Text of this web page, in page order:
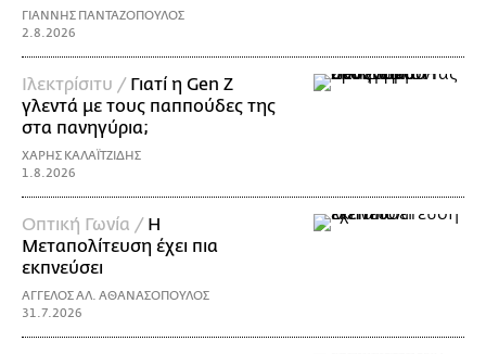
ΓΙΑΝΝΗΣ ΠΑΝΤΑΖΟΠΟΥΛΟΣ
2.8.2026
Ιλεκτρίσιτυ / Γιατί η Gen Z
γλεντά με τους παππούδες της
στα πανηγύρια;
ΧΑΡΗΣ ΚΑΛΑΪΤΖΙΔΗΣ
1.8.2026
Οπτική Γωνία / Η
Μεταπολίτευση έχει πια
εκπνεύσει
ΑΓΓΕΛΟΣ ΑΛ. ΑΘΑΝΑΣΟΠΟΥΛΟΣ
31.7.2026